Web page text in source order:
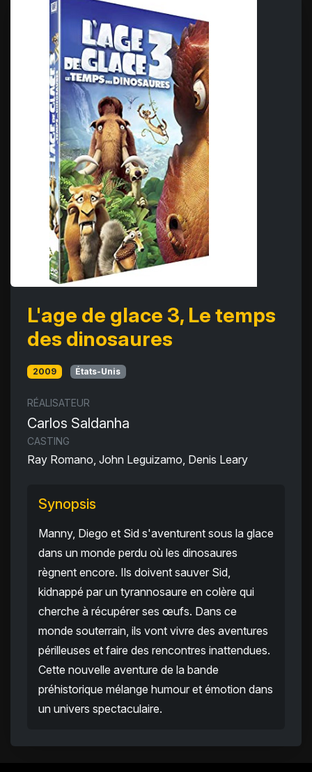
L'age de glace 3, Le temps
des dinosaures
2009 États-Unis
RÉALISATEUR
Carlos Saldanha
CASTING
Ray Romano, John Leguizamo, Denis Leary
Synopsis
Manny, Diego et Sid s'aventurent sous la glace
dans un monde perdu où les dinosaures
règnent encore. Ils doivent sauver Sid,
kidnappé par un tyrannosaure en colère qui
cherche à récupérer ses œufs. Dans ce
monde souterrain, ils vont vivre des aventures
périlleuses et faire des rencontres inattendues.
Cette nouvelle aventure de la bande
préhistorique mélange humour et émotion dans
un univers spectaculaire.